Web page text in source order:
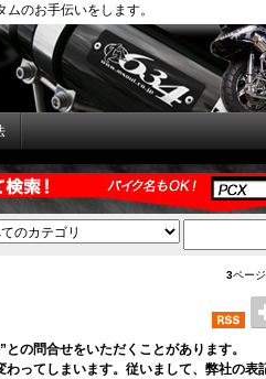
のお手伝いをします。
3ペー
の問合せをいただくことがあります。
ってしまいます。従いまして、弊社の表